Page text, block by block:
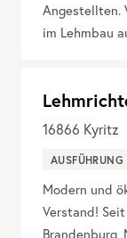
Angestellten.
im Lehmbau
16866 Kyritz
AUSFÜHRUNG
Modern und
Verstand!
Brandenburg,